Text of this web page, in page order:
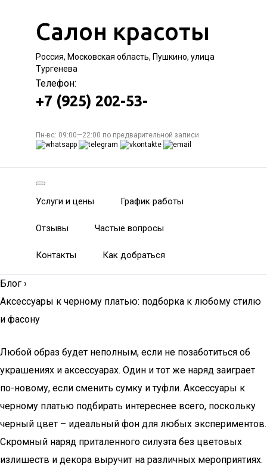
Салон красоты
Россия, Московская область, Пушкино, улица
Тургенева
Телефон:
+7 (925) 202-53-
Пн-вс: 09:00—22:00 по предварительной записи
Услуги и цены График работы
Отзывы Частые вопросы
Контакты Как добраться
Блог ›
Аксессуары к черному платью: подборка к любому стилю
и фасону
Любой образ будет неполным, если не позаботиться об
украшениях и аксессуарах. Один и тот же наряд заиграет
по-новому, если сменить сумку и туфли. Аксессуары к
черному платью подбирать интереснее всего, поскольку
черный цвет – идеальный фон для любых экспериментов.
Скромный наряд приталенного силуэта без цветовых
излишеств и декора выручит на различных мероприятиях.